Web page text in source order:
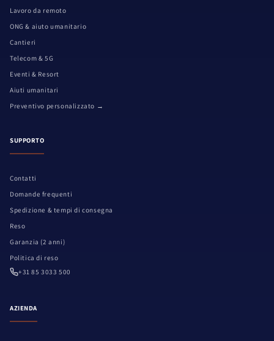
Lavoro da remoto
ONG & aiuto umanitario
Cantieri
Telecom & 5G
Eventi & Resort
Aiuti umanitari
Preventivo personalizzato →
SUPPORTO
Contatti
Domande frequenti
Spedizione & tempi di consegna
Reso
Garanzia (2 anni)
Politica di reso
+31 85 3033 500
AZIENDA